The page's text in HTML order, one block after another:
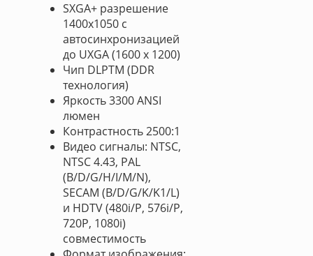
SXGA+ разрешение
1400х1050 с
автосинхронизацией
до UXGA (1600 x 1200)
Чип DLPTM (DDR
технология)
Яркость 3300 ANSI
люмен
Контрастность 2500:1
Видео сигналы: NTSC,
NTSC 4.43, PAL
(B/D/G/H/I/M/N),
SECAM (B/D/G/K/K1/L)
и HDTV (480i/P, 576i/P,
720P, 1080i)
совместимость